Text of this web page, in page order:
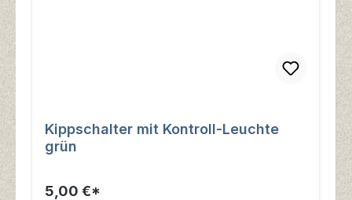
Kippschalter mit Kontroll-Leuchte
grün
5,00 €*